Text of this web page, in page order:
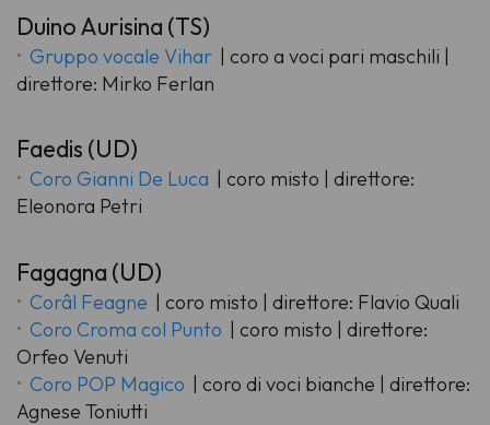
Duino Aurisina (TS)
Gruppo vocale Vihar | coro a voci pari maschili |
direttore: Mirko Ferlan
Faedis (UD)
Coro Gianni De Luca | coro misto | direttore:
Eleonora Petri
Fagagna (UD)
Corâl Feagne | coro misto | direttore: Flavio Quali
Coro Croma col Punto | coro misto | direttore:
Orfeo Venuti
Coro POP Magico | coro di voci bianche | direttore:
Agnese Toniutti